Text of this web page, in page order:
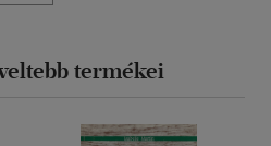
termékei